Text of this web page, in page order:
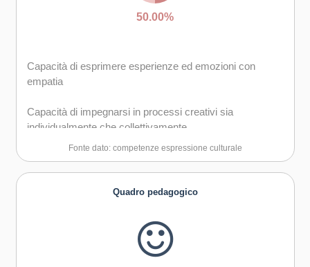
50.00%
Capacità di esprimere esperienze ed emozioni con
empatia
Capacità di impegnarsi in processi creativi sia
individualmente che collettivamente
Fonte dato: competenze espressione culturale
Quadro pedagogico